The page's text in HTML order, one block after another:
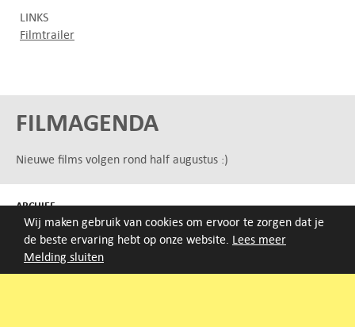
Melding sluiten
Wij maken gebruik van cookies om ervoor te zorgen dat je
de beste ervaring hebt op onze website. Lees meer
LINKS
Filmtrailer
FILMAGENDA
Nieuwe films volgen rond half augustus :)
ARCHIEF
Druk op de beginletter van de titel of zoek op titel, regisseur
of jaar van eerste vertoning.
A B C D E F G H I J K L M N O P Q R S T U V W X Y Z